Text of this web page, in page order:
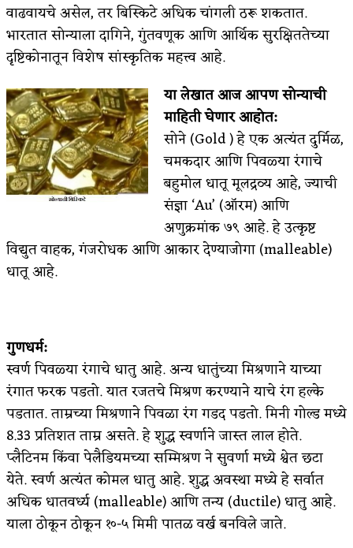
वाढवायचे असेल, तर बिस्किटे अधिक चांगली ठरू शकतात.
भारतात सोन्याला दागिने, गुंतवणूक आणि आर्थिक सुरक्षिततेच्या
दृष्टिकोनातून विशेष सांस्कृतिक महत्त्व आहे.
या लेखात आज आपण सोन्याची
माहिती घेणार आहोत:
सोने (Gold ) हे एक अत्यंत दुर्मिळ,
चमकदार आणि पिवळ्या रंगाचे
बहुमोल धातू मूलद्रव्य आहे, ज्याची
संज्ञा ‘Au’ (ऑरम) आणि
अणुक्रमांक ७९ आहे. हे उत्कृष्ट
विद्युत वाहक, गंजरोधक आणि आकार देण्याजोगा (malleable)
धातू आहे.
गुणधर्म:
स्वर्ण पिवळ्या रंगाचे धातु आहे. अन्य धातुंच्या मिश्रणाने याच्या
रंगात फरक पडतो. यात रजतचे मिश्रण करण्याने याचे रंग हल्के
पडतात. ताम्रच्या मिश्रणाने पिवळा रंग गडद पडतो. मिनी गोल्ड मध्ये
8.33 प्रतिशत ताम्र असते. हे शुद्ध स्वर्णाने जास्त लाल होते.
प्लैटिनम किंवा पेलैडियमच्या सम्मिश्रण ने सुवर्णा मध्ये श्वेत छटा
येते. स्वर्ण अत्यंत कोमल धातु आहे. शुद्ध अवस्था मध्ये हे सर्वात
अधिक धातवर्ध्य (malleable) आणि तन्य (ductile) धातु आहे.
याला ठोकून ठोकून १०-५ मिमी पातळ वर्ख बनविले जाते.